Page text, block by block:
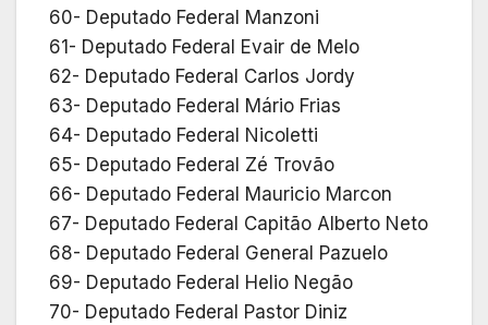
60- Deputado Federal Manzoni
61- Deputado Federal Evair de Melo
62- Deputado Federal Carlos Jordy
63- Deputado Federal Mário Frias
64- Deputado Federal Nicoletti
65- Deputado Federal Zé Trovão
66- Deputado Federal Mauricio Marcon
67- Deputado Federal Capitão Alberto Neto
68- Deputado Federal General Pazuelo
69- Deputado Federal Helio Negão
70- Deputado Federal Pastor Diniz